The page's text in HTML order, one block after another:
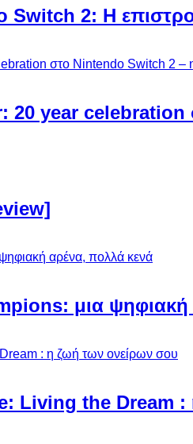
Switch 2: Η
20 year
μια
Living the Dream